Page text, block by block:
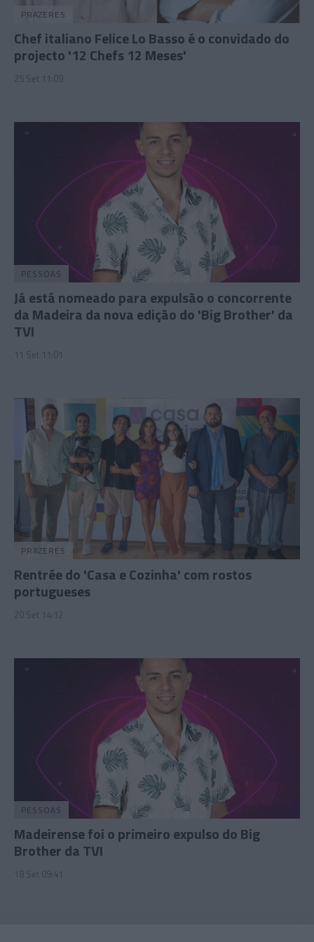
PRAZERES
Chef italiano Felice Lo Basso é o convidado do
projecto '12 Chefs 12 Meses'
25 Set 11:09
PESSOAS
Já está nomeado para expulsão o concorrente
da Madeira da nova edição do 'Big Brother' da
TVI
11 Set 11:01
PRAZERES
Rentrée do 'Casa e Cozinha' com rostos
portugueses
20 Set 14:12
PESSOAS
Madeirense foi o primeiro expulso do Big
Brother da TVI
18 Set 09:41